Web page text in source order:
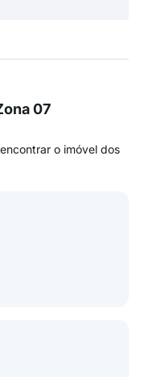
07
o imóvel dos